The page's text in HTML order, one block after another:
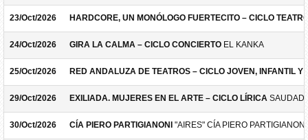
23/Oct/2026 HARDCORE, UN MONÓLOGO FUERTECITO – CICLO
24/Oct/2026 GIRA LA CALMA – CICLO CONCIERTO EL KANKA
25/Oct/2026 RED ANDALUZA DE TEATROS – CICLO JOVEN, INFANTIL Y
29/Oct/2026 EXILIADA. MUJERES EN EL ARTE – CICLO LÍRICA
30/Oct/2026 CÍA PIERO PARTIGIANONI "AIRES" CÍA PIERO PARTIGIANONI